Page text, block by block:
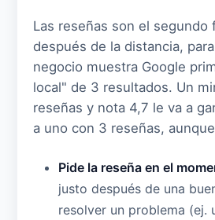
Las reseñas son el segundo
después de la distancia,
negocio muestra Google
local" de 3 resultados. Un
reseñas y nota 4,7 le va a
a uno con 3 reseñas,
Pide la reseña en el
justo después de una
resolver un problema (ej.